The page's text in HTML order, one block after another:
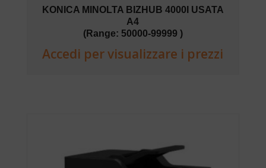
KONICA MINOLTA BIZHUB 4000I USATA
A4
(Range: 50000-99999 )
Accedi per visualizzare i prezzi